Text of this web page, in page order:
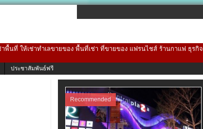
นที่ ให้เช่าทำเลขายของ พื้นที่เช่า ที่ขายของ แฟรนไชส์ ร้านกาแฟ ธุรกิจ
ประชาสัมพันธ์ฟรี
Recommended